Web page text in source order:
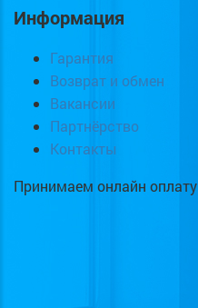
Информация
Гарантия
Возврат и обмен
Вакансии
Партнёрство
Контакты
Принимаем онлайн оплату